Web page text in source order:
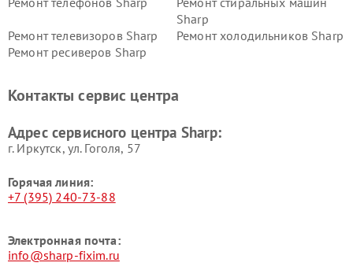
Sharp
Ремонт телевизоров Sharp
Ремонт холодильников Sharp
Ремонт ресиверов Sharp
Контакты сервис центра
Адрес сервисного центра Sharp:
г. Иркутск, ул. ​Гоголя, 57
Горячая линия:
+7 (395) 240-73-88
Электронная почта:
info@sharp-fixim.ru